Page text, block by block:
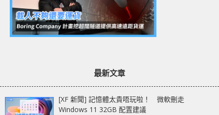
最新文章
[XF 新聞] 記憶體太貴唔玩啦！ 微軟刪走
Windows 11 32GB 配置建議